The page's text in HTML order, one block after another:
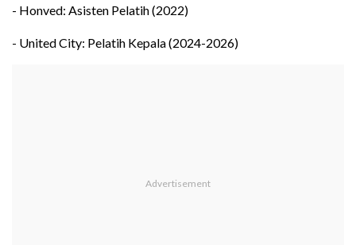
- Honved: Asisten Pelatih (2022)
- United City: Pelatih Kepala (2024-2026)